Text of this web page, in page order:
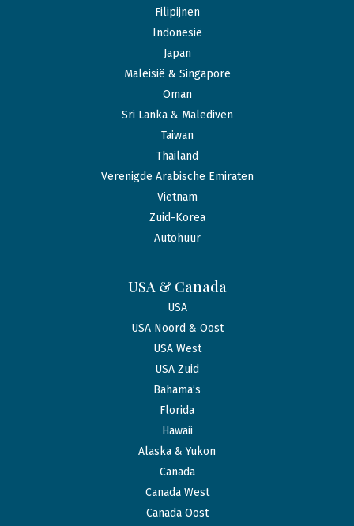
Filipijnen
Indonesië
Japan
Maleisië & Singapore
Oman
Sri Lanka & Malediven
Taiwan
Thailand
Verenigde Arabische Emiraten
Vietnam
Zuid-Korea
Autohuur
USA & Canada
USA
USA Noord & Oost
USA West
USA Zuid
Bahama’s
Florida
Hawaii
Alaska & Yukon
Canada
Canada West
Canada Oost